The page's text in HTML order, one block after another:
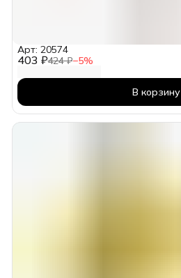
403 ₽424 ₽−5%
Арт: 20574
В корзину